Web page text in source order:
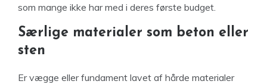
som mange ikke har med i deres første budget.
Særlige materialer som beton eller
sten
Er vægge eller fundament lavet af hårde materialer